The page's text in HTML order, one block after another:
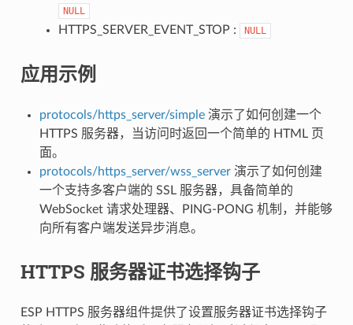
NULL
HTTPS_SERVER_EVENT_STOP : NULL
应用示例
protocols/https_server/simple演示了如何创建一个
HTTPS 服务器，当访问时返回一个简单的 HTML 页
面。
protocols/https_server/wss_server演示了如何创建
一个支持多客户端的 SSL 服务器，具备简单的
WebSocket 请求处理器、PING-PONG 机制，并能够
向所有客户端发送异步消息。
HTTPS 服务器证书选择钩子
ESP HTTPS 服务器组件提供了设置服务器证书选择钩子